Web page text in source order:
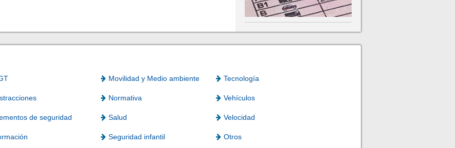
Movilidad y Medio ambiente Tecnología
Normativa Vehículos
de seguridad Salud Velocidad
Seguridad infantil Otros